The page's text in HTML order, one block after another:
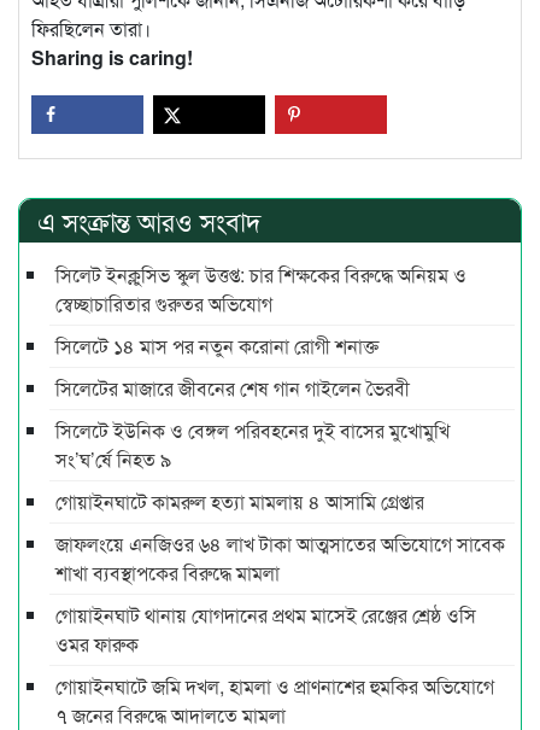
ফিরছিলেন তারা।
Sharing is caring!
এ সংক্রান্ত আরও সংবাদ
সিলেট ইনক্লুসিভ স্কুল উত্তপ্ত: চার শিক্ষকের বিরুদ্ধে অনিয়ম ও
স্বেচ্ছাচারিতার গুরুতর অভিযোগ
সিলেটে ১৪ মাস পর নতুন করোনা রোগী শনাক্ত
সিলেটের মাজারে জীবনের শেষ গান গাইলেন ভৈরবী
সিলেটে ইউনিক ও বেঙ্গল পরিবহনের দুই বাসের মুখোমুখি
সং’ঘ’র্ষে নিহত ৯
গোয়াইনঘাটে কামরুল হত্যা মামলায় ৪ আসামি গ্রেপ্তার
জাফলংয়ে এনজিওর ৬৪ লাখ টাকা আত্মসাতের অভিযোগে সাবেক
শাখা ব্যবস্থাপকের বিরুদ্ধে মামলা
গোয়াইনঘাট থানায় যোগদানের প্রথম মাসেই রেঞ্জের শ্রেষ্ঠ ওসি
ওমর ফারুক
গোয়াইনঘাটে জমি দখল, হামলা ও প্রাণনাশের হুমকির অভিযোগে
৭ জনের বিরুদ্ধে আদালতে মামলা